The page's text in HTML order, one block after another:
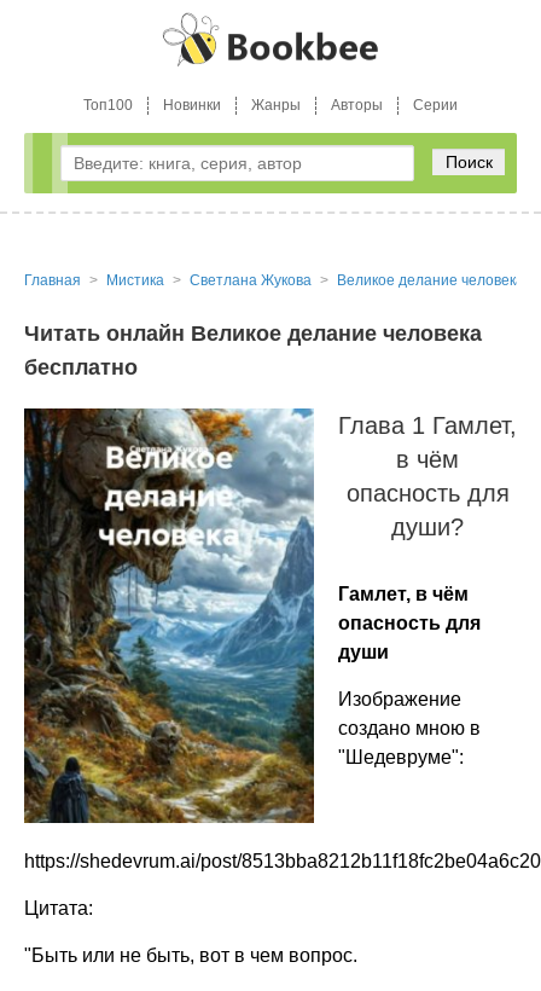
Топ100 Новинки Жанры Авторы Серии
Поиск
Главная Мистика Светлана Жукова Великое делание человека
Читать онлайн Великое делание человека
бесплатно
Глава 1 Гамлет,
в чём
опасность для
души?
Гамлет, в чём
опасность для
души
Изображение
создано мною в
"Шедевруме":
https://shedevrum.ai/post/
Цитата:
"Быть или не быть, вот в чем вопрос.